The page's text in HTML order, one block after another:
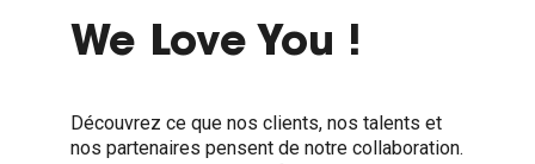
We Love You !
Découvrez ce que nos clients, nos talents et
nos partenaires pensent de notre collaboration.